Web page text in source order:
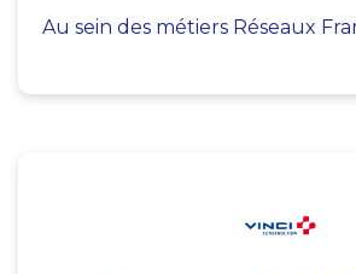
Au sein des métiers Réseaux